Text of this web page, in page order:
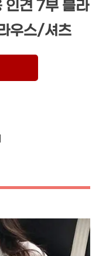
인견 7부 블라
우스/셔츠